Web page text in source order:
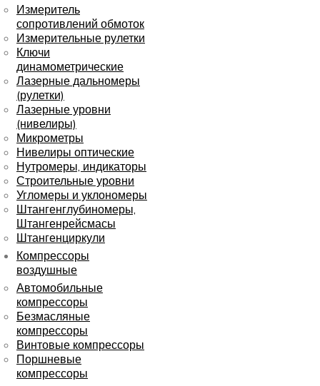
Измеритель
сопротивлений обмоток
Измерительные рулетки
Ключи
динамометрические
Лазерные дальномеры
(рулетки)
Лазерные уровни
(нивелиры)
Микрометры
Нивелиры оптические
Нутромеры, индикаторы
Строительные уровни
Угломеры и уклономеры
Штангенглубиномеры,
Штангенрейсмасы
Штангенциркули
Компрессоры
воздушные
Автомобильные
компрессоры
Безмасляные
компрессоры
Винтовые компрессоры
Поршневые
компрессоры